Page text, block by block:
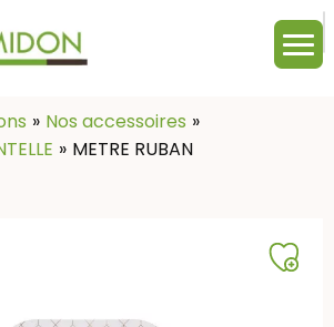
Nos accessoires
METRE RUBAN